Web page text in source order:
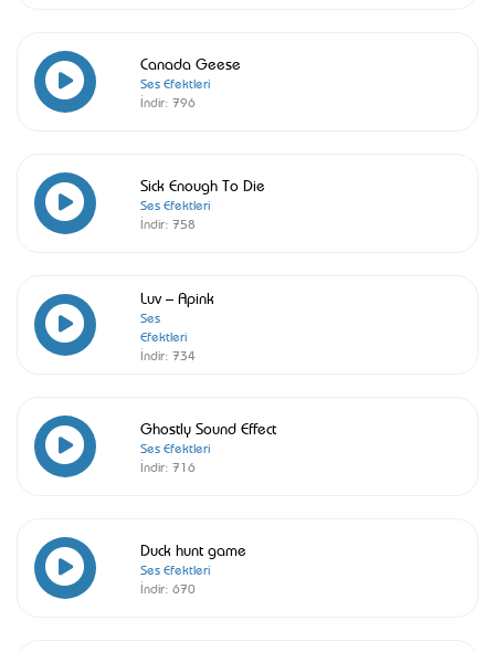
Canada Geese
Ses Efektleri
İndir: 796
Sick Enough To Die
Ses Efektleri
İndir: 758
Luv – Apink
Ses
Efektleri
İndir: 734
Ghostly Sound Effect
Ses Efektleri
İndir: 716
Duck hunt game
Ses Efektleri
İndir: 670